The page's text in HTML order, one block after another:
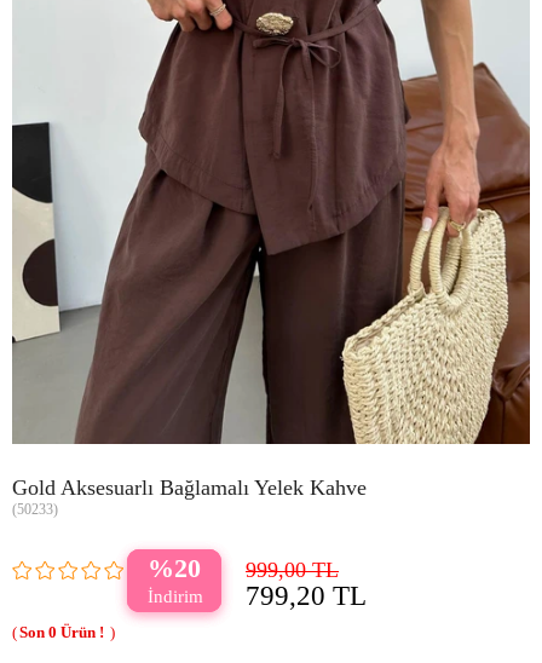
Gold Aksesuarlı Bağlamalı Yelek Kahve
(50233)
20 999,00 TL
799,20 TL
0